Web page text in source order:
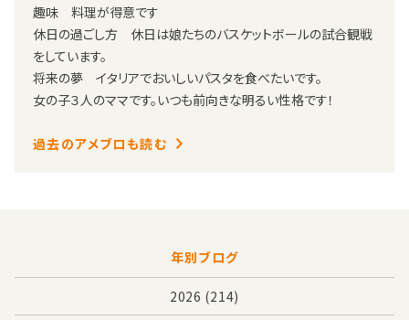
趣味 料理が得意です
休日の過ごし方 休日は娘たちのバスケットボールの試合観戦
をしています。
将来の夢 イタリアでおいしいパスタを食べたいです。
女の子３人のママです。いつも前向きな明るい性格です！
過去のアメブロも読む
年別ブログ
2026 (214)